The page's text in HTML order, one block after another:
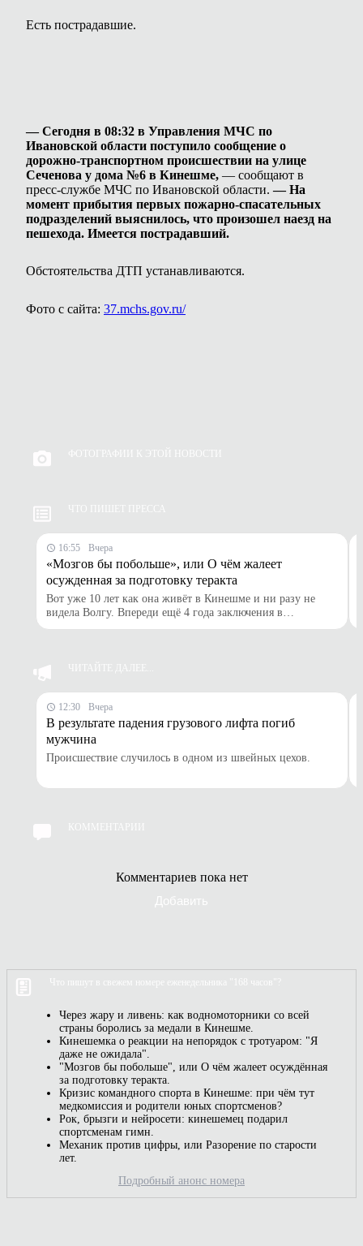
Есть пострадавшие.
— Сегодня в 08:32 в Управления МЧС по
Ивановской области поступило сообщение о
дорожно-транспортном происшествии на улице
Сеченова у дома №6 в Кинешме, — сообщают в
пресс-службе МЧС по Ивановской области.— На
момент прибытия первых пожарно-спасательных
подразделений выяснилось, что произошел наезд на
пешехода. Имеется пострадавший.
Обстоятельства ДТП устанавливаются.
Фото с сайта: 37.mchs.gov.ru/
ФОТОГРАФИИ К ЭТОЙ НОВОСТИ
ЧТО ПИШЕТ ПРЕССА
16:55 Вчера
«Мозгов бы побольше», или О чём жалеет
осужденная за подготовку теракта
Вот уже 10 лет как она живёт в Кинешме и ни разу не
видела Волгу. Впереди ещё 4 года заключения в
сторонником радикально-экстремистских взглядов в
исламе, совершила приготовление к террористическому
акту. Вместе с двумя такими же подругами.
ЧИТАЙТЕ ДАЛЕЕ...
12:30 Вчера
В результате падения грузового лифта погиб
мужчина
Происшествие случилось в одном из швейных цехов.
КОММЕНТАРИИ
Комментариев пока нет
Добавить
Что пишут в свежем номере еженедельника "168 часов"?
Через жару и ливень: как водномоторники со всей
страны боролись за медали в Кинешме.
Кинешемка о реакции на непорядок с тротуаром: "Я
даже не ожидала".
"Мозгов бы побольше", или О чём жалеет осуждённая
за подготовку теракта.
Кризис командного спорта в Кинешме: при чём тут
медкомиссия и родители юных спортсменов?
Рок, брызги и нейросети: кинешемец подарил
спортсменам гимн.
Механик против цифры, или Разорение по старости
лет.
Подробный анонс номера